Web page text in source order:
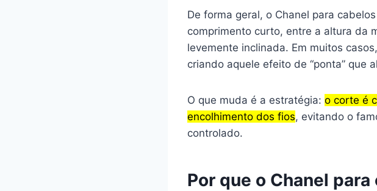
De forma geral, o Chanel para
comprimento curto, entre a altura da
levemente inclinada. Em muitos
criando aquele efeito de “ponta” que
O que muda é a estratégia: o corte é
encolhimento dos fios, evitando o
controlado.
Por que o Chanel